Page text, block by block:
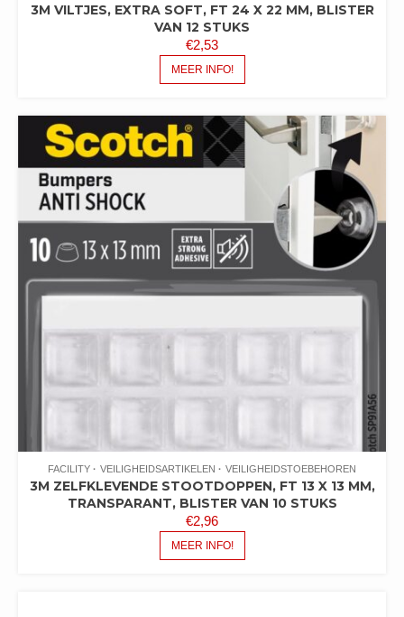
3M VILTJES, EXTRA SOFT, FT 24 X 22 MM, BLISTER
VAN 12 STUKS
€2,53
MEER INFO!
FACILITY VEILIGHEIDSARTIKELEN VEILIGHEIDSTOEBEHOREN
3M ZELFKLEVENDE STOOTDOPPEN, FT 13 X 13 MM,
TRANSPARANT, BLISTER VAN 10 STUKS
€2,96
MEER INFO!